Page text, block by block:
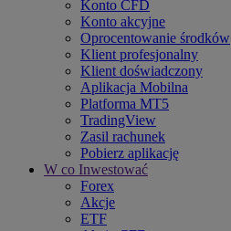
Konto CFD
Konto akcyjne
Oprocentowanie środków
Klient profesjonalny
Klient doświadczony
Aplikacja Mobilna
Platforma MT5
TradingView
Zasil rachunek
Pobierz aplikację
W co Inwestować
Forex
Akcje
ETF